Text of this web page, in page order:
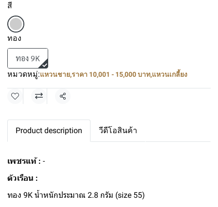
สี
ทอง
ทอง 9K
หมวดหมู่:แหวนชาย,ราคา 10,001 - 15,000 บาท,แหวนเกลี้ยง
แชร์
Product description วีดีโอสินค้า
เพชรแท้ : -
ตัวเรือน :
ทอง 9K น้ำหนักประมาณ 2.8 กรัม (size 55)